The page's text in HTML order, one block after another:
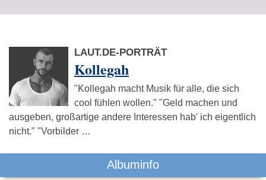
LAUT.DE-PORTRÄT
Kollegah
"Kollegah macht Musik für alle, die sich
cool fühlen wollen." "Geld machen und
ausgeben, großartige andere Interessen hab' ich eigentlich
nicht." "Vorbilder …
Albuminfo